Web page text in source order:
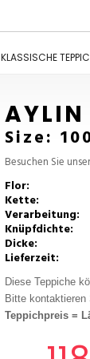
KLASSISCHE
AYLIN
Size:
Besuchen Sie
Flor:
Kette:
Verarbeitung:
Knüpfdichte:
Dicke:
Lieferzeit:
Diese Teppiche
Bitte
Teppichpreis =